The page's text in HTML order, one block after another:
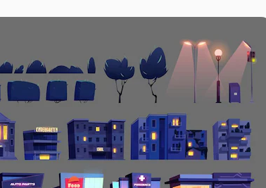
Producten
Spaces
AI-assistent
AI Image Generator
AI Video Generator
AI Voice Generator
Aan de slag
Academy
Documentatie
Ondersteuning
Algemene
voorwaarden
Bedrijf
Over ons
Reviews
Vacatures
Zoektrends